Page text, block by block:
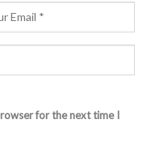
for the next time I